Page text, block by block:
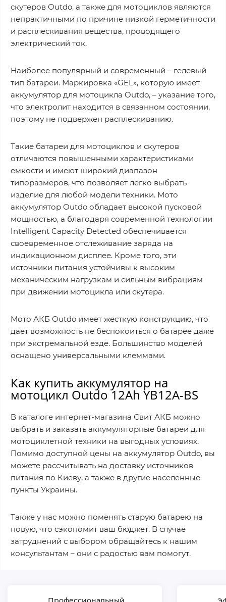
скутеров Outdo, а также для мотоциклов являются
непрактичными по причине низкой герметичности
и расплескивания вещества, проводящего
электрический ток.
Наиболее популярный и современный – гелевый
тип батареи. Маркировка «GEL», которую имеет
аккумулятор для мотоцикла Outdo, – указание того,
что электролит находится в связанном состоянии,
поэтому не подвержен расплескиванию.
Такие батареи для мотоциклов и скутеров
отличаются повышенными характеристиками
емкости и имеют широкий диапазон
типоразмеров, что позволяет легко выбрать
изделие для любой модели техники. Мото
аккумулятор Outdo обладает высокой пусковой
мощностью, а благодаря современной технологии
Intelligent Capacity Detected обеспечивается
своевременное отслеживание заряда на
индикационном дисплее. Кроме того, эти
источники питания устойчивы к высоким
механическим нагрузкам и сильным вибрациям
при движении мотоцикла или скутера.
Мото АКБ Outdo имеет жесткую конструкцию, что
дает возможность не беспокоиться о батарее даже
при экстремальной езде. Большинство моделей
оснащено универсальными клеммами.
Как купить аккумулятор на
мотоцикл Outdo 12Ah YB12A-BS
В каталоге интернет-магазина Свит АКБ можно
выбрать и заказать аккумуляторные батареи для
мотоциклетной техники на выгодных условиях.
Помимо доступной цены на аккумулятор Outdo, вы
можете рассчитывать на доставку источников
питания по Киеву, а также в другие населенные
пункты Украины.
Также у нас можно поменять старую батарею на
новую, что сэкономит ваш бюджет. В случае
затруднений с выбором обращайтесь к нашим
консультантам – они с радостью вам помогут.